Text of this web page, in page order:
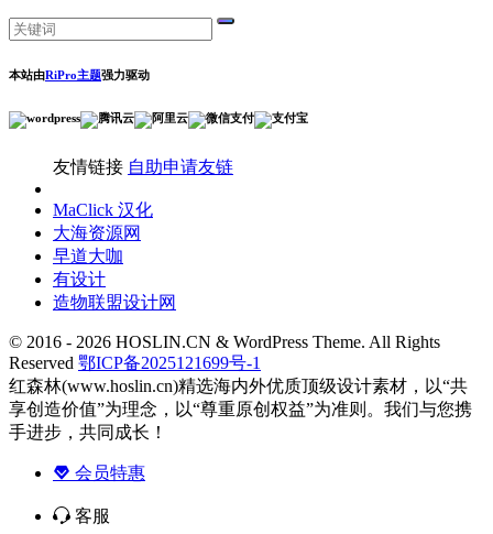
本站由RiPro主题强力驱动
友情链接 自助申请友链
MaClick 汉化
大海资源网
早道大咖
有设计
造物联盟设计网
© 2016 - 2026 HOSLIN.CN & WordPress Theme. All Rights
Reserved 鄂ICP备2025121699号-1
红森林(www.hoslin.cn)精选海内外优质顶级设计素材，以“共
享创造价值”为理念，以“尊重原创权益”为准则。我们与您携
手进步，共同成长！
会员特惠
客服